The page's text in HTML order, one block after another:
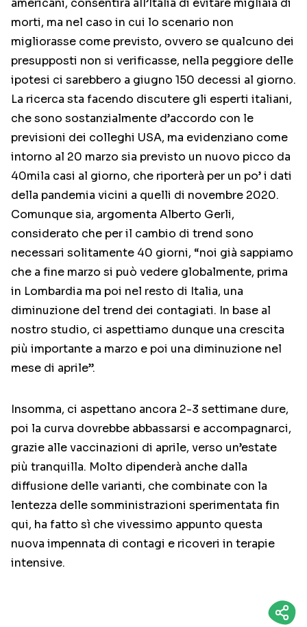
americani, consentirà all’Italia di evitare migliaia di
morti, ma nel caso in cui lo scenario non
migliorasse come previsto, ovvero se qualcuno dei
presupposti non si verificasse, nella peggiore delle
ipotesi ci sarebbero a giugno 150 decessi al giorno.
La ricerca sta facendo discutere gli esperti italiani,
che sono sostanzialmente d’accordo con le
previsioni dei colleghi USA, ma evidenziano come
intorno al 20 marzo sia previsto un nuovo picco da
40mila casi al giorno, che riporterà per un po’ i dati
della pandemia vicini a quelli di novembre 2020.
Comunque sia, argomenta Alberto Gerli,
considerato che per il cambio di trend sono
necessari solitamente 40 giorni, “noi già sappiamo
che a fine marzo si può vedere globalmente, prima
in Lombardia ma poi nel resto di Italia, una
diminuzione del trend dei contagiati. In base al
nostro studio, ci aspettiamo dunque una crescita
più importante a marzo e poi una diminuzione nel
mese di aprile”.
Insomma, ci aspettano ancora 2-3 settimane dure,
poi la curva dovrebbe abbassarsi e accompagnarci,
grazie alle vaccinazioni di aprile, verso un’estate
più tranquilla. Molto dipenderà anche dalla
diffusione delle varianti, che combinate con la
lentezza delle somministrazioni sperimentata fin
qui, ha fatto sì che vivessimo appunto questa
nuova impennata di contagi e ricoveri in terapie
intensive.